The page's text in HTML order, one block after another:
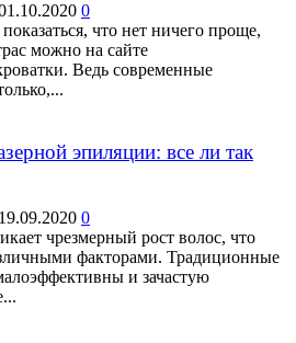
0
что нет ничего проще,
можно на сайте
Ведь современные
эпиляции: все ли так
19.09.2020 0
чрезмерный рост волос, что
факторами. Традиционные
и зачастую